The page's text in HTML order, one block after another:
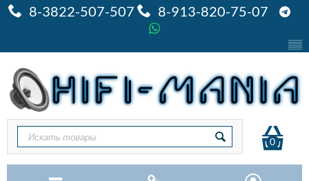
8-3822-507-507 8-913-820-75-07
0